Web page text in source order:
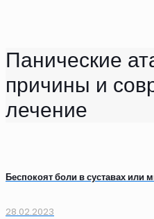
Панические
причины и
лечение
Беспокоят боли в суставах или
28.02.2023